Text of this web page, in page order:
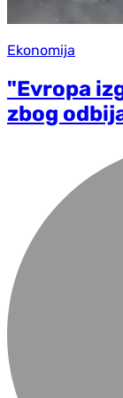
Ekonomija
"Evropa
zbog